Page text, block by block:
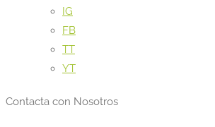
IG
FB
TT
YT
Contacta con Nosotros